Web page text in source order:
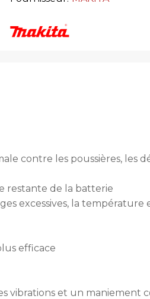
contre les poussières, les
restante de la batterie
excessives, la
efficace
vibrations et un maniement